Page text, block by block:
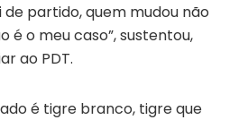
partido, quem mudou não
é o meu caso”, sustentou,
ao PDT.
é tigre branco, tigre que